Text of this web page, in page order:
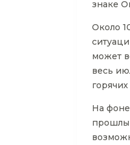
знаке
Около
может
весь
На